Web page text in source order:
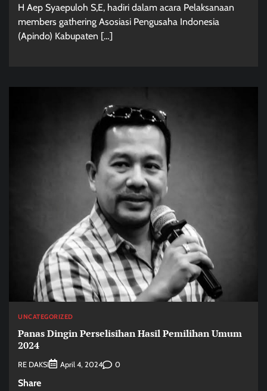
H Aep Syaepuloh S,E, hadiri dalam acara Pelaksanaan
members gathering Asosiasi Pengusaha Indonesia
(Apindo) Kabupaten […]
UNCATEGORIZED
Panas Dingin Perselisihan Hasil Pemilihan Umum
2024
RE DAKSI April 4, 2024 0
Share